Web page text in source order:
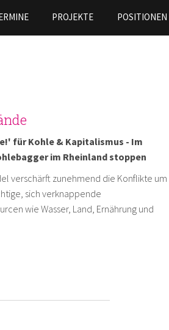
zum
Inhalt
PROJEKTE POSITIONEN
für Kohle & Kapitalismus - Im
im Rheinland stoppen
verschärft zunehmend die Konflikte um
sich verknappende
wie Wasser, Land, Ernährung und